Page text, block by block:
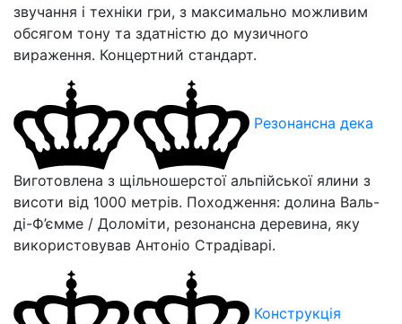
звучання і техніки гри, з максимально можливим
обсягом тону та здатністю до музичного
вираження. Концертний стандарт.
Резонансна дека
Виготовлена з щільношерстої альпійської ялини з
висоти від 1000 метрів. Походження: долина Валь-
ді-Ф’ємме / Доломіти, резонансна деревина, яку
використовував Антоніо Страдіварі.
Конструкція